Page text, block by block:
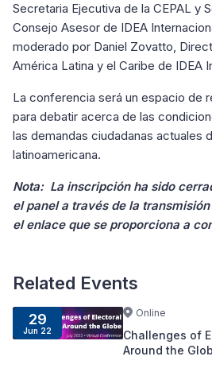
Secretaria Ejecutiva de la CEPAL y
Consejo Asesor de IDEA
moderado por Daniel Zovatto,
América Latina y el Caribe de IDEA
La conferencia será un espacio de
para debatir acerca de las
las demandas ciudadanas actuales
latinoamericana.
Nota: La inscripción ha sido
el panel a través de la
el enlace que se proporciona a
Related Events
29
Jun 22
Online
Challenges of
Around the